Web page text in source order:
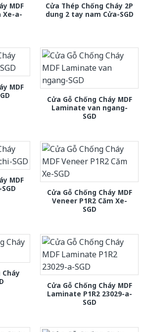
MDF
Xe-a-
Cửa Thép Chống Cháy 2P
dung 2 tay nam Cửa-SGD
MDF
Cửa Gỗ Chống Cháy MDF
Laminate van ngang-
SGD
MDF
Cửa Gỗ Chống Cháy MDF
Veneer P1R2 Căm Xe-
SGD
Cháy
Cửa Gỗ Chống Cháy MDF
Laminate P1R2 23029-a-
SGD